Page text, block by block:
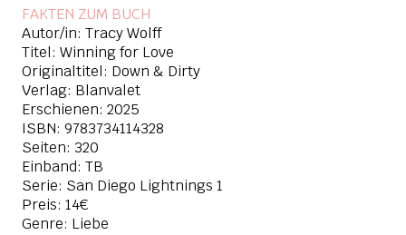
FAKTEN ZUM BUCH
Autor/in: Tracy Wolff
Titel: Winning for Love
Originaltitel: Down & Dirty
Verlag: Blanvalet
Erschienen: 2025
ISBN: 9783734114328
Seiten: 320
Einband: TB
Serie: San Diego Lightnings 1
Preis: 14€
Genre: Liebe